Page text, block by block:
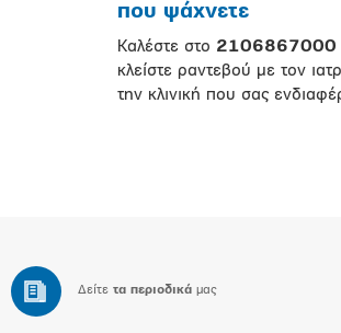
που ψάχνετε
Καλέστε στο 2106867000
κλείστε ραντεβού με τον
την κλινική που σας
Δείτε τα περιοδικά μας